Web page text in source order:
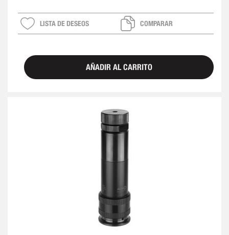
LISTA DE DESEOS COMPARAR
AÑADIR AL CARRITO